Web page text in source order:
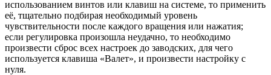
использованием винтов или клавиш на системе, то применить
её, тщательно подбирая необходимый уровень
чувствительности после каждого вращения или нажатия;
если регулировка произошла неудачно, то необходимо
произвести сброс всех настроек до заводских, для чего
используется клавиша «Валет», и произвести настройку с
нуля.